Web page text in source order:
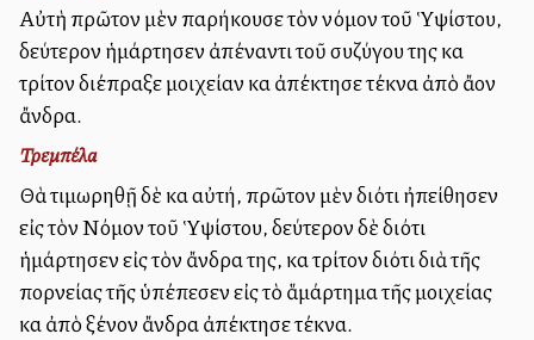
Αὐτὴ πρῶτον μὲν παρήκουσε τὸν νόμον τοῦ Ὑψίστου,
δεύτερον ἡμάρτησεν ἀπέναντι τοῦ συζύγου της καὶ
τρίτον διέπραξε μοιχείαν καὶ ἀπέκτησε τέκνα ἀπὸ ἄλλον
ἄνδρα.
Τρεμπέλα
Θὰ τιμωρηθῇ δὲ καὶ αὐτή, πρῶτον μὲν διότι ἠπείθησεν
εἰς τὸν Νόμον τοῦ Ὑψίστου, δεύτερον δὲ διότι
ἡμάρτησεν εἰς τὸν ἄνδρα της, καὶ τρίτον διότι διὰ τῆς
πορνείας τῆς ὑπέπεσεν εἰς τὸ ἅμάρτημα τῆς μοιχείας
καὶ ἀπὸ ξένον ἄνδρα ἀπέκτησε τέκνα.